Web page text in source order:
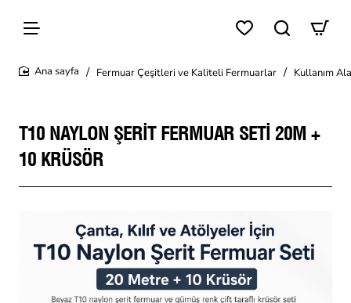
Fermuar Çeşitleri ve Kaliteli Fermuarlar Kullanım
T10 NAYLON ŞERIT FERMUAR SETI 20M +
10 KRÜSÖR